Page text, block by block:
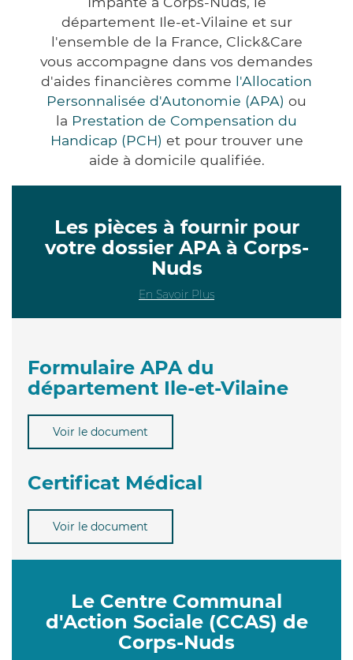
département Ile-et-Vilaine et sur
l'ensemble de la France, Click&Care
vous accompagne dans vos demandes
d'aides financières comme l'Allocation
Personnalisée d'Autonomie (APA) ou
la Prestation de Compensation du
Handicap (PCH) et pour trouver une
aide à domicile qualifiée.
Les pièces à fournir pour
votre dossier APA à Corps-
Nuds
En Savoir Plus
Formulaire APA du
département Ile-et-Vilaine
Voir le document
Certificat Médical
Voir le document
Le Centre Communal
d'Action Sociale (CCAS) de
Corps-Nuds